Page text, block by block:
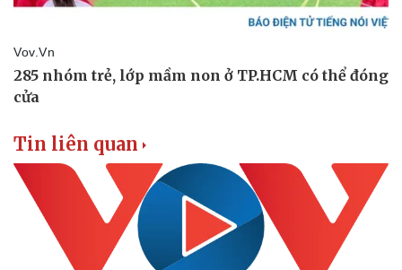
Tin liên quan